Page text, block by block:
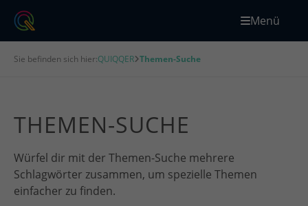
Menü
Sie befinden sich hier:QUIQQER Themen-Suche
THEMEN-SUCHE
Würfel dir mit der Themen-Suche mehrere
Schlagwörter zusammen, um spezielle Themen
einfacher zu finden.